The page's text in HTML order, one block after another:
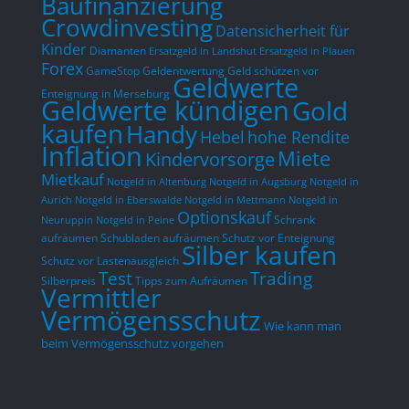
CrowdinvestingDatensicherheit für
Kinder Diamanten Ersatzgeld in Landshut Ersatzgeld in Plauen
ForexGameStopGeldentwertungGeld schützen vor
Enteignung in Merseburg Geldwerte
Geldwerte kündigenGold
kaufenHandyHebel hohe Rendite
Inflation KindervorsorgeMiete
Mietkauf Notgeld in Altenburg Notgeld in Augsburg Notgeld in
Aurich Notgeld in Eberswalde Notgeld in Mettmann Notgeld in
Neuruppin Notgeld in Peine OptionskaufSchrank
aufräumenSchubladen aufräumenSchutz vor Enteignung
Schutz vor Lastenausgleich Silber kaufen
Silberpreis TestTipps zum AufräumenTrading
Vermittler
Vermögensschutz Wie kann man
beim Vermögensschutz vorgehen